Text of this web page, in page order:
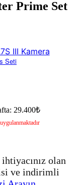
Prime Set
III Kamera
Seti
29.400₺
olan
ve indirimli